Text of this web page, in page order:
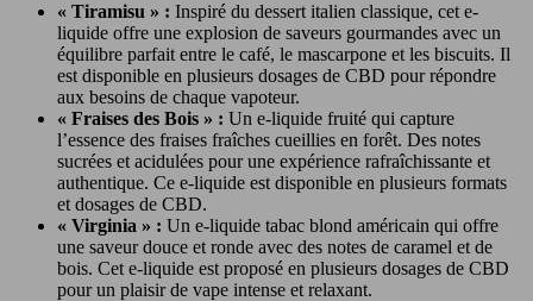
« Tiramisu » : Inspiré du dessert italien classique, cet e-
liquide offre une explosion de saveurs gourmandes avec un
équilibre parfait entre le café, le mascarpone et les biscuits. Il
est disponible en plusieurs dosages de CBD pour répondre
aux besoins de chaque vapoteur.
« Fraises des Bois » : Un e-liquide fruité qui capture
l’essence des fraises fraîches cueillies en forêt. Des notes
sucrées et acidulées pour une expérience rafraîchissante et
authentique. Ce e-liquide est disponible en plusieurs formats
et dosages de CBD.
« Virginia » : Un e-liquide tabac blond américain qui offre
une saveur douce et ronde avec des notes de caramel et de
bois. Cet e-liquide est proposé en plusieurs dosages de CBD
pour un plaisir de vape intense et relaxant.